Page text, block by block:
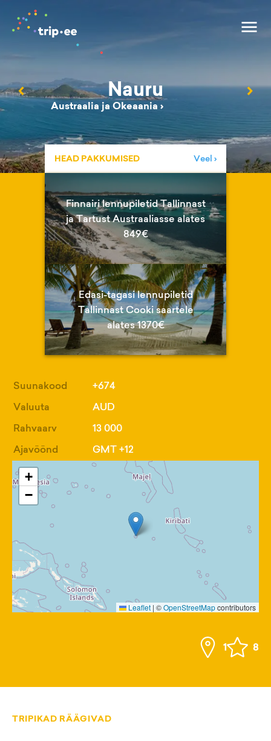
‹ Nauru
Austraalia ja Okeaania ›
›
HEAD PAKKUMISED Veel ›
Finnairi lennupiletid Tallinnast
ja Tartust Austraaliasse alates
849€
Edasi-tagasi lennupiletid
Tallinnast Cooki saartele
alates 1370€
Suunakood
+674
Valuuta
AUD
Rahvaarv
13 000
Ajavöönd
GMT +12
+
−
Leaflet | ©OpenStreetMapcontributors
1 8
TRIPIKAD RÄÄGIVAD